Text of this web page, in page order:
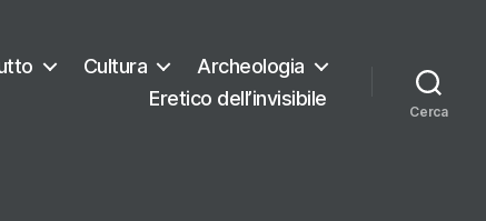
Cultura
Archeologia
Eretico dell’invisibile
Cerca